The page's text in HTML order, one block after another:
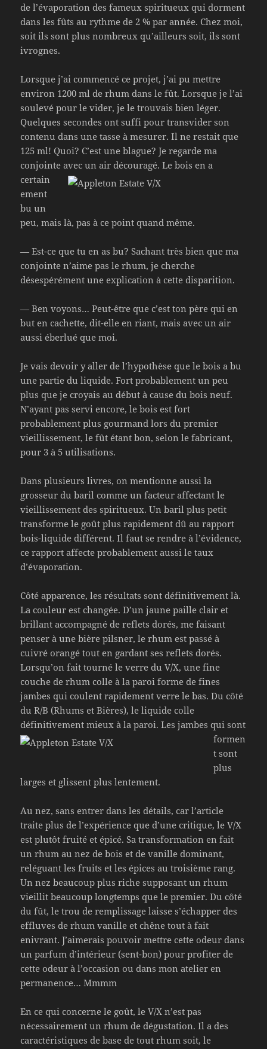
de l’évaporation des fameux spiritueux qui dorment
dans les fûts au rythme de 2 % par année. Chez moi,
soit ils sont plus nombreux qu’ailleurs soit, ils sont
ivrognes.
Lorsque j’ai commencé ce projet, j’ai pu mettre
environ 1200 ml de rhum dans le fût. Lorsque je l’ai
soulevé pour le vider, je le trouvais bien léger.
Quelques secondes ont suffi pour transvider son
contenu dans une tasse à mesurer. Il ne restait que
125 ml! Quoi? C’est une blague? Je regarde ma
conjointe avec un air découragé. Le bois en a
certain
ement
bu un
peu, mais là, pas à ce point quand même.
— Est-ce que tu en as bu? Sachant très bien que ma
conjointe n’aime pas le rhum, je cherche
désespérément une explication à cette disparition.
— Ben voyons… Peut-être que c’est ton père qui en
but en cachette, dit-elle en riant, mais avec un air
aussi éberlué que moi.
Je vais devoir y aller de l’hypothèse que le bois a bu
une partie du liquide. Fort probablement un peu
plus que je croyais au début à cause du bois neuf.
N’ayant pas servi encore, le bois est fort
probablement plus gourmand lors du premier
vieillissement, le fût étant bon, selon le fabricant,
pour 3 à 5 utilisations.
Dans plusieurs livres, on mentionne aussi la
grosseur du baril comme un facteur affectant le
vieillissement des spiritueux. Un baril plus petit
transforme le goût plus rapidement dû au rapport
bois-liquide différent. Il faut se rendre à l’évidence,
ce rapport affecte probablement aussi le taux
d’évaporation.
Côté apparence, les résultats sont définitivement là.
La couleur est changée. D’un jaune paille clair et
brillant accompagné de reflets dorés, me faisant
penser à une bière pilsner, le rhum est passé à
cuivré orangé tout en gardant ses reflets dorés.
Lorsqu’on fait tourné le verre du V/X, une fine
couche de rhum colle à la paroi forme de fines
jambes qui coulent rapidement verre le bas. Du côté
du R/B (Rhums et Bières), le liquide colle
définitivementmieux à la paroi. Les jambes qui sont
formen
t sont
plus
larges et glissent plus lentement.
Au nez, sans entrer dans les détails, car l’article
traite plus de l’expérience que d’une critique, le V/X
est plutôt fruité et épicé. Sa transformation en fait
un rhum au nez de bois et de vanille dominant,
reléguant les fruits et les épices au troisième rang.
Un nez beaucoup plus riche supposant un rhum
vieillit beaucoup longtemps que le premier. Du côté
du fût, le trou de remplissage laisse s’échapper des
effluves de rhum vanille et chêne tout à fait
enivrant. J’aimerais pouvoir mettre cette odeur dans
un parfum d’intérieur (sent-bon) pour profiter de
cette odeur à l’occasion ou dans mon atelier en
permanence… Mmmm
En ce qui concerne le goût, le V/X n’est pas
nécessairement un rhum de dégustation. Il a des
caractéristiques de base de tout rhum soit, le